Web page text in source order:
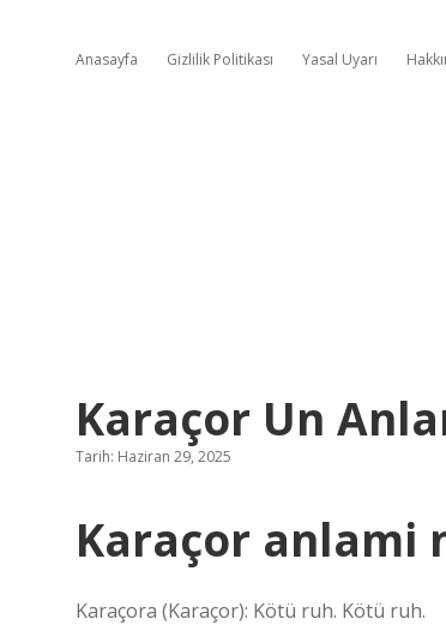
Anasayfa Gizlilik Politikası Yasal Uyarı
Karaçor Un
Tarih: Haziran 29, 2025
Karaçor anlami
Karaçora (Karaçor): Kötü ruh. Kötü ruh.